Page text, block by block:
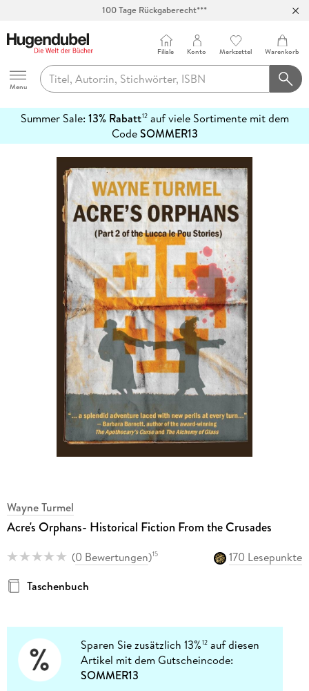
100 Tage Rückgaberecht***
Hugendubel
Menu
Filiale Konto Merkzettel Warenkorb
Summer Sale: 13% Rabatt12auf viele Sortimente mit dem
CodeSOMMER13
erfahren
Wayne Turmel
Acre's Orphans- Historical Fiction From the Crusades
(0 Bewertungen)15
170 Lesepunkte
Taschenbuch
Sparen Sie zusätzlich 13%12 auf diesen
Artikel mit dem Gutscheincode:
SOMMER13